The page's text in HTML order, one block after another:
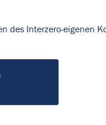
des Interzero-eigenen